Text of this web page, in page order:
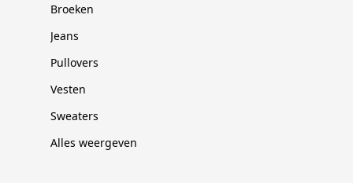
Broeken
Jeans
Pullovers
Vesten
Sweaters
Alles weergeven